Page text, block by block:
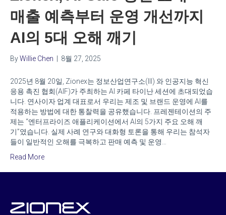
매출 예측부터 운영 개선까지
AI의 5대 오해 깨기
ByWillie Chen 8월 27, 2025
2025년 8월 20일, Zionex는 정보산업연구소(III) 와 인공지능 혁신
응용 촉진 협회(AIF)가 주최하는 AI 카페 타이난 세션에 초대되었습
니다. 연사이자 업계 대표로서 우리는 제조 및 브랜드 운영에 AI를
적용하는 방법에 대한 통찰력을 공유했습니다. 프레젠테이션의 주
제는 “엔터프라이즈 애플리케이션에서 AI의 5가지 주요 오해 깨
기”였습니다. 실제 사례 연구와 대화형 토론을 통해 우리는 참석자
들이 일반적인 오해를 극복하고 판매 예측 및 운영…
Read More